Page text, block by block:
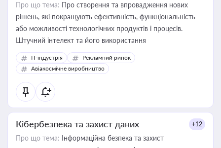
Про що тема: Про створення та впровадження нових
рішень, які покращують ефективність, функціональність
або можливості технологічних продуктів і процесів.
Штучний інтелект та його використання
IT-індустрія
Рекламний ринок
Авіакосмічне виробництво
Кібербезпека та захист даних +12
Про що тема: Інформаційна безпека та захист